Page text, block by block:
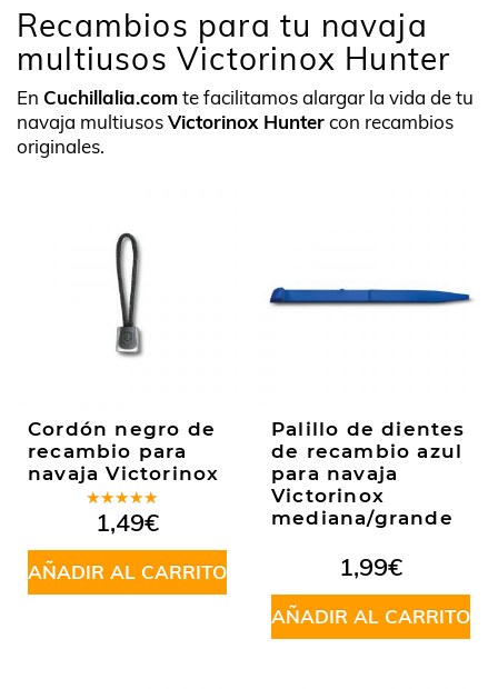
Recambios para tu navaja
multiusos Victorinox Hunter
En Cuchillalia.comte facilitamos alargar la vida de tu
navaja multiusosVictorinox Huntercon recambios
originales.
Cordón negro de
recambio para
navaja Victorinox
Valorado
en5.00de
5
1,49€
AÑADIR AL CARRITO
Palillo de dientes
de recambio azul
para navaja
Victorinox
mediana/grande
1,99€
AÑADIR AL CARRITO